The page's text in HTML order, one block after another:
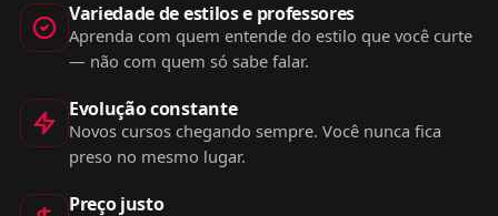
Variedade de estilos e professores
Aprenda com quem entende do estilo que você curte
— não com quem só sabe falar.
Evolução constante
Novos cursos chegando sempre. Você nunca fica
preso no mesmo lugar.
Preço justo